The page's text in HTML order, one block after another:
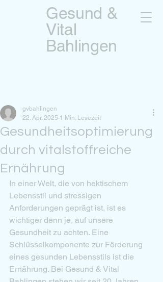
Gesund &
Vital
Bahlingen
Gesundheitsoptimierung
durch vitalstoffreiche
Ernährung
gvbahlingen
22. Apr. 2025 1 Min. Lesezeit
In einer Welt, die von hektischem
Lebensstil und stressigen
Anforderungen geprägt ist, ist es
wichtiger denn je, auf unsere
Gesundheit zu achten. Eine
Schlüsselkomponente zur Förderung
eines gesunden Lebensstils ist die
Ernährung. Bei Gesund & Vital